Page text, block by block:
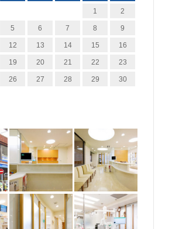
1 2
5 6 7 8 9
12 13 14 15 16
19 20 21 22 23
26 27 28 29 30